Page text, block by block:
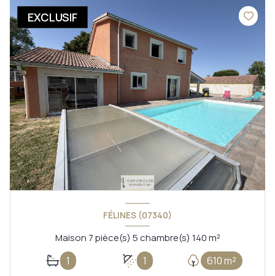
EXCLUSIF
FÉLINES (07340)
Maison 7 pièce(s) 5 chambre(s) 140 m²
1 1 610 m²